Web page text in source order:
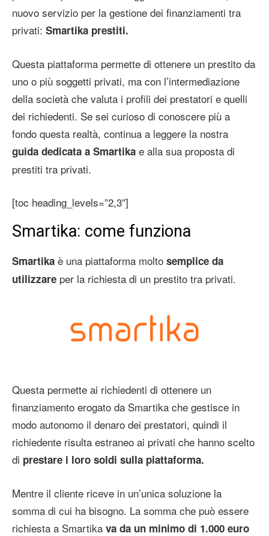
nuovo servizio per la gestione dei finanziamenti tra
privati: Smartika prestiti.
Questa piattaforma permette di ottenere un prestito da
uno o più soggetti privati, ma con l’intermediazione
della società che valuta i profili dei prestatori e quelli
dei richiedenti. Se sei curioso di conoscere più a
fondo questa realtà, continua a leggere la nostra
guida dedicata a Smartika e alla sua proposta di
prestiti tra privati.
[toc heading_levels=”2,3″]
Smartika: come funziona
Smartika è una piattaforma molto semplice da
utilizzare per la richiesta di un prestito tra privati.
Questa permette ai richiedenti di ottenere un
finanziamento erogato da Smartika che gestisce in
modo autonomo il denaro dei prestatori, quindi il
richiedente risulta estraneo ai privati che hanno scelto
di prestare i loro soldi sulla piattaforma.
Mentre il cliente riceve in un’unica soluzione la
somma di cui ha bisogno. La somma che può essere
richiesta a Smartika va da un minimo di 1.000 euro